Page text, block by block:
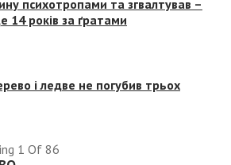
психотропами та згвалтував –
14 років за ґратами
і ледве не погубив трьох
1 Of 86